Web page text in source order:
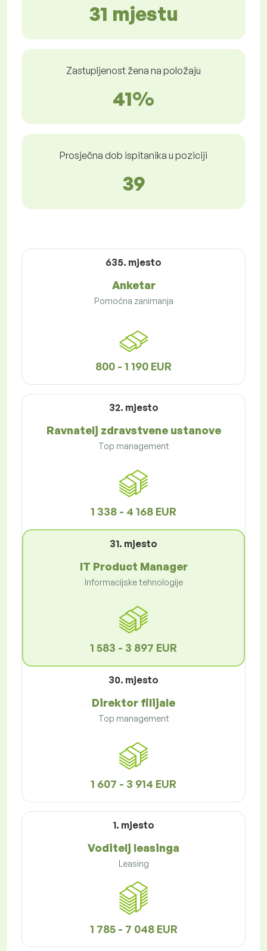
31 mjestu
Zastupljenost žena na položaju
41%
Prosječna dob ispitanika u poziciji
39
635. mjesto
Anketar
Pomoćna zanimanja
800 - 1 190 EUR
32. mjesto
Ravnatelj zdravstvene ustanove
Top management
1 338 - 4 168 EUR
31. mjesto
IT Product Manager
Informacijske tehnologije
1 583 - 3 897 EUR
30. mjesto
Direktor filijale
Top management
1 607 - 3 914 EUR
1. mjesto
Voditelj leasinga
Leasing
1 785 - 7 048 EUR